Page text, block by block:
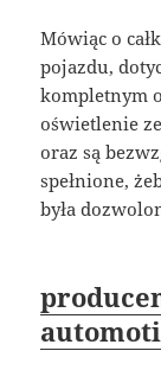
Mówiąc o
pojazdu,
kompletnym
oświetlenie
oraz są
spełnione,
była